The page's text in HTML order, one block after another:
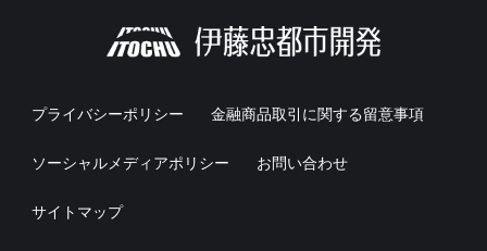
プライバシーポリシー 金融商品取引に関する留意事項
ソーシャルメディアポリシー お問い合わせ
サイトマップ